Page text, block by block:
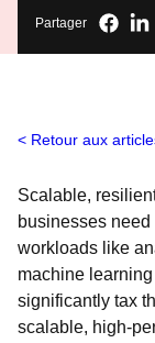
Partager
Retour aux
Scalable,
businesses
workloads like
machine
significantly tax
scalable, high-